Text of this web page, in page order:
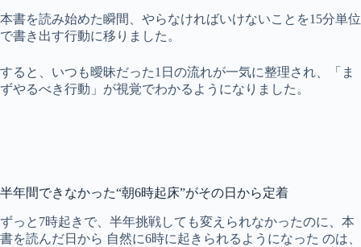
本書を読み始めた瞬間、やらなければいけないことを15分単位
で書き出す行動に移りました。
すると、いつも曖昧だった1日の流れが一気に整理され、「ま
ずやるべき行動」が視覚でわかるようになりました。
半年間できなかった“朝6時起床”がその日から定着
ずっと7時起きで、半年挑戦しても変えられなかったのに、本
書を読んだ日から 自然に6時に起きられるようになった のは、